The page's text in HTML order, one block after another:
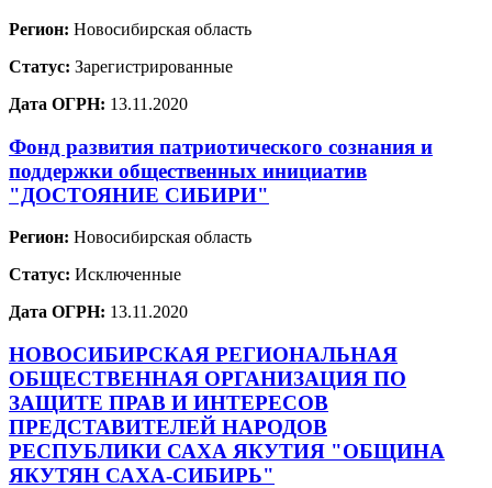
Регион: Новосибирская область
Статус: Зарегистрированные
Дата ОГРН: 13.11.2020
Фонд развития патриотического сознания и
поддержки общественных инициатив
"ДОСТОЯНИЕ СИБИРИ"
Регион: Новосибирская область
Статус: Исключенные
Дата ОГРН: 13.11.2020
НОВОСИБИРСКАЯ РЕГИОНАЛЬНАЯ
ОБЩЕСТВЕННАЯ ОРГАНИЗАЦИЯ ПО
ЗАЩИТЕ ПРАВ И ИНТЕРЕСОВ
ПРЕДСТАВИТЕЛЕЙ НАРОДОВ
РЕСПУБЛИКИ САХА ЯКУТИЯ "ОБЩИНА
ЯКУТЯН САХА-СИБИРЬ"